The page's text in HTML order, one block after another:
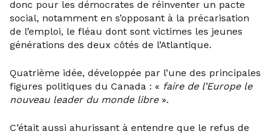
donc pour les démocrates de réinventer un pacte
social, notamment en s’opposant à la précarisation
de l’emploi, le fléau dont sont victimes les jeunes
générations des deux côtés de l’Atlantique.
Quatrième idée, développée par l’une des principales
figures politiques du Canada : « faire de l’Europe le
nouveau leader du monde libre».
C’était aussi ahurissant à entendre que le refus de